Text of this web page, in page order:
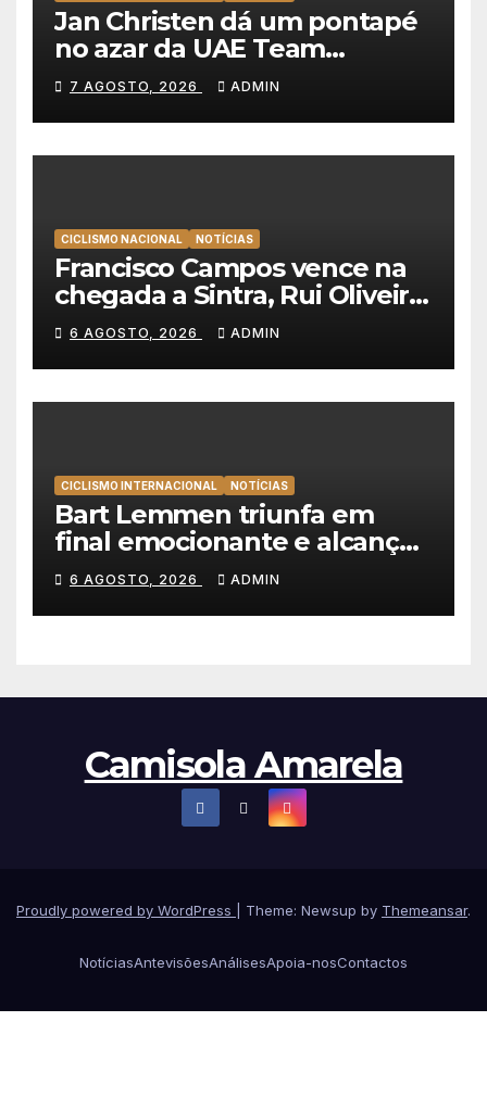
Jan Christen dá um pontapé
no azar da UAE Team
Emirates e vence na Volta a
Polónia
7 AGOSTO, 2026 ADMIN
CICLISMO NACIONAL NOTÍCIAS
Francisco Campos vence na
chegada a Sintra, Rui Oliveira
veste de amarelo na Volta a
Portugal
6 AGOSTO, 2026 ADMIN
CICLISMO INTERNACIONAL NOTÍCIAS
Bart Lemmen triunfa em
final emocionante e alcança
a primeira vitória da carreira
na Volta à Polónia
6 AGOSTO, 2026 ADMIN
Camisola Amarela
Proudly powered by WordPress Theme: Newsup by Themeansar.
NotíciasAntevisõesAnálisesApoia-nosContactos